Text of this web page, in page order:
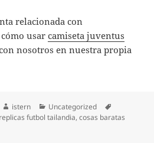
relacionada con
cómo usarcamiseta juventus
nosotros en nuestra propia
Autor
istern Categorías
Uncategorized
futbol tailandia,cosas baratas